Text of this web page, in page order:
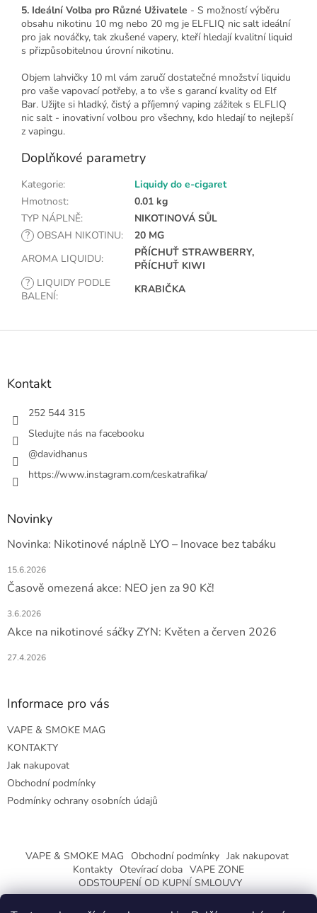
5. Ideální Volba pro Různé Uživatele - S možností výběru
obsahu nikotinu 10 mg nebo 20 mg je ELFLIQ nic salt ideální
pro jak nováčky, tak zkušené vapery, kteří hledají kvalitní liquid
s přizpůsobitelnou úrovní nikotinu.
Objem lahvičky 10 ml vám zaručí dostatečné množství liquidu
pro vaše vapovací potřeby, a to vše s garancí kvality od Elf
Bar. Užijte si hladký, čistý a příjemný vaping zážitek s ELFLIQ
nic salt - inovativní volbou pro všechny, kdo hledají to nejlepší
z vapingu.
Doplňkové parametry
Kategorie:
Liquidy do e-cigaret
Hmotnost:
0.01 kg
TYP NÁPLNĚ:
NIKOTINOVÁ SŮL
? OBSAH NIKOTINU:
20 MG
AROMA LIQUIDU:
PŘÍCHUŤ STRAWBERRY,
PŘÍCHUŤ KIWI
? LIQUIDY PODLE
BALENÍ:
KRABIČKA
Z
Kontakt
252 544 315
Sledujte nás na facebooku
@davidhanus
https://www.instagram.com/ceskatrafika/
Novinky
Novinka: Nikotinové náplně LYO – Inovace bez tabáku
15.6.2026
Časově omezená akce: NEO jen za 90 Kč!
3.6.2026
Akce na nikotinové sáčky ZYN: Květen a červen 2026
27.4.2026
Informace pro vás
VAPE & SMOKE MAG
KONTAKTY
Jak nakupovat
Obchodní podmínky
Podmínky ochrany osobních údajů
VAPE & SMOKE MAG Obchodní podmínky Jak nakupovat
Kontakty Otevírací doba VAPE ZONE
ODSTOUPENÍ OD KUPNÍ SMLOUVY